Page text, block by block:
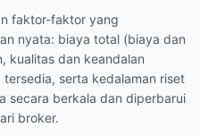
faktor-faktor yang
nyata: biaya total (biaya dan
kualitas dan keandalan
serta kedalaman riset
secara berkala dan diperbarui
broker.